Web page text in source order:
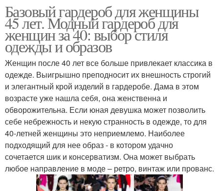
Базовый гардероб для женщины
45 лет. Модный гардероб для
женщин за 40: выбор стиля
одежды и образов
Женщин после 40 лет все больше привлекает классика в
одежде. Выигрышно преподносит их внешность строгий
и элегантный крой изделий в гардеробе. Дама в этом
возрасте уже нашла себя, она женственна и
обворожительна. Если юная девушка может позволить
себе небрежность и некую странность в одежде, то для
40-летней женщины это неприемлемо. Наиболее
подходящий для нее образ - в котором удачно
сочетается шик и консерватизм. Она может выбрать
любое направление в моде – ретро, винтаж или прованс.